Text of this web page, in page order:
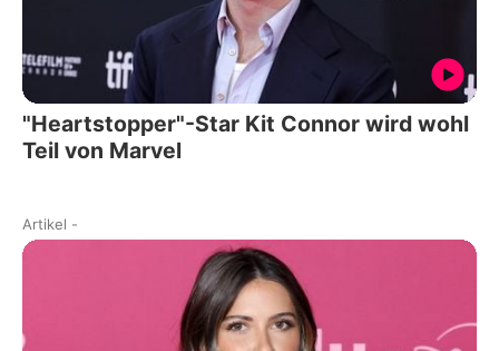
"Heartstopper"-Star Kit Connor wird wohl
Teil von Marvel
Artikel -